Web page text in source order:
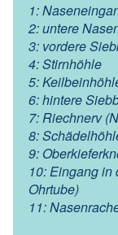
1:
2: untere
3: vordere
4: Stirnhöhle
5:
6: hintere
7: Riechnerv
8:
9:
10: Eingang in
Ohrtube)
11: